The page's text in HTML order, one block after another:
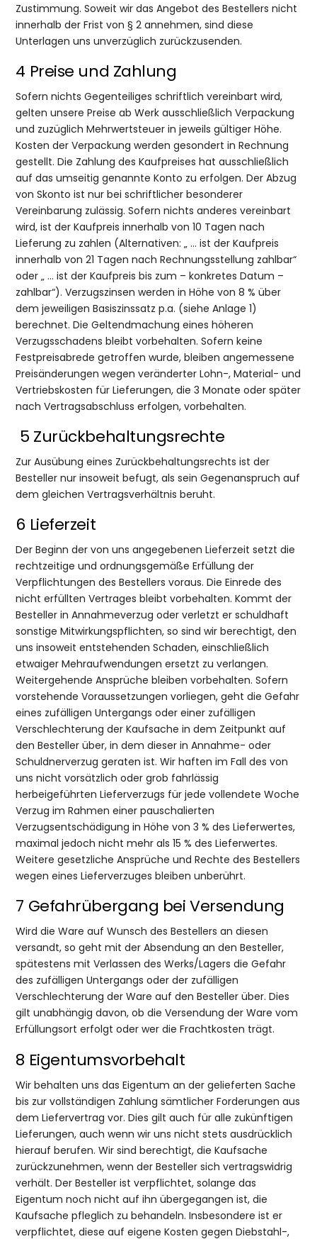
Zustimmung. Soweit wir das Angebot des Bestellers nicht
innerhalb der Frist von § 2 annehmen, sind diese
Unterlagen uns unverzüglich zurückzusenden.
4 Preise und Zahlung
Sofern nichts Gegenteiliges schriftlich vereinbart wird,
gelten unsere Preise ab Werk ausschließlich Verpackung
und zuzüglich Mehrwertsteuer in jeweils gültiger Höhe.
Kosten der Verpackung werden gesondert in Rechnung
gestellt. Die Zahlung des Kaufpreises hat ausschließlich
auf das umseitig genannte Konto zu erfolgen. Der Abzug
von Skonto ist nur bei schriftlicher besonderer
Vereinbarung zulässig. Sofern nichts anderes vereinbart
wird, ist der Kaufpreis innerhalb von 10 Tagen nach
Lieferung zu zahlen (Alternativen: „ … ist der Kaufpreis
innerhalb von 21 Tagen nach Rechnungsstellung zahlbar“
oder „ … ist der Kaufpreis bis zum – konkretes Datum –
zahlbar“). Verzugszinsen werden in Höhe von 8 % über
dem jeweiligen Basiszinssatz p.a. (siehe Anlage 1)
berechnet. Die Geltendmachung eines höheren
Verzugsschadens bleibt vorbehalten. Sofern keine
Festpreisabrede getroffen wurde, bleiben angemessene
Preisänderungen wegen veränderter Lohn-, Material- und
Vertriebskosten für Lieferungen, die 3 Monate oder später
nach Vertragsabschluss erfolgen, vorbehalten.
5 Zurückbehaltungsrechte
Zur Ausübung eines Zurückbehaltungsrechts ist der
Besteller nur insoweit befugt, als sein Gegenanspruch auf
dem gleichen Vertragsverhältnis beruht.
6 Lieferzeit
Der Beginn der von uns angegebenen Lieferzeit setzt die
rechtzeitige und ordnungsgemäße Erfüllung der
Verpflichtungen des Bestellers voraus. Die Einrede des
nicht erfüllten Vertrages bleibt vorbehalten. Kommt der
Besteller in Annahmeverzug oder verletzt er schuldhaft
sonstige Mitwirkungspflichten, so sind wir berechtigt, den
uns insoweit entstehenden Schaden, einschließlich
etwaiger Mehraufwendungen ersetzt zu verlangen.
Weitergehende Ansprüche bleiben vorbehalten. Sofern
vorstehende Voraussetzungen vorliegen, geht die Gefahr
eines zufälligen Untergangs oder einer zufälligen
Verschlechterung der Kaufsache in dem Zeitpunkt auf
den Besteller über, in dem dieser in Annahme- oder
Schuldnerverzug geraten ist. Wir haften im Fall des von
uns nicht vorsätzlich oder grob fahrlässig
herbeigeführten Lieferverzugs für jede vollendete Woche
Verzug im Rahmen einer pauschalierten
Verzugsentschädigung in Höhe von 3 % des Lieferwertes,
maximal jedoch nicht mehr als 15 % des Lieferwertes.
Weitere gesetzliche Ansprüche und Rechte des Bestellers
wegen eines Lieferverzuges bleiben unberührt.
7 Gefahrübergang bei Versendung
Wird die Ware auf Wunsch des Bestellers an diesen
versandt, so geht mit der Absendung an den Besteller,
spätestens mit Verlassen des Werks/Lagers die Gefahr
des zufälligen Untergangs oder der zufälligen
Verschlechterung der Ware auf den Besteller über. Dies
gilt unabhängig davon, ob die Versendung der Ware vom
Erfüllungsort erfolgt oder wer die Frachtkosten trägt.
8 Eigentumsvorbehalt
Wir behalten uns das Eigentum an der gelieferten Sache
bis zur vollständigen Zahlung sämtlicher Forderungen aus
dem Liefervertrag vor. Dies gilt auch für alle zukünftigen
Lieferungen, auch wenn wir uns nicht stets ausdrücklich
hierauf berufen. Wir sind berechtigt, die Kaufsache
zurückzunehmen, wenn der Besteller sich vertragswidrig
verhält. Der Besteller ist verpflichtet, solange das
Eigentum noch nicht auf ihn übergegangen ist, die
Kaufsache pfleglich zu behandeln. Insbesondere ist er
verpflichtet, diese auf eigene Kosten gegen Diebstahl-,